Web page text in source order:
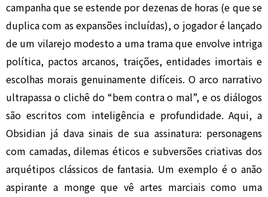
campanha que se estende por dezenas de horas (e que se
duplica com as expansões incluídas), o jogador é lançado
de um vilarejo modesto a uma trama que envolve intriga
política, pactos arcanos, traições, entidades imortais e
escolhas morais genuinamente difíceis. O arco narrativo
ultrapassa o clichê do “bem contra o mal”, e os diálogos
são escritos com inteligência e profundidade. Aqui, a
Obsidian já dava sinais de sua assinatura: personagens
com camadas, dilemas éticos e subversões criativas dos
arquétipos clássicos de fantasia. Um exemplo é o anão
aspirante a monge que vê artes marciais como uma